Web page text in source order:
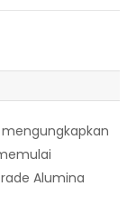
mengungkapkan
Alumina